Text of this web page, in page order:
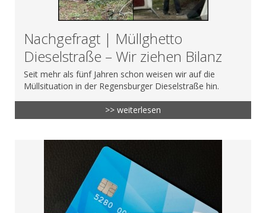
Nachgefragt | Müllghetto
Dieselstraße – Wir ziehen Bilanz
Seit mehr als fünf Jahren schon weisen wir auf die
Müllsituation in der Regensburger Dieselstraße hin.
>> weiterlesen